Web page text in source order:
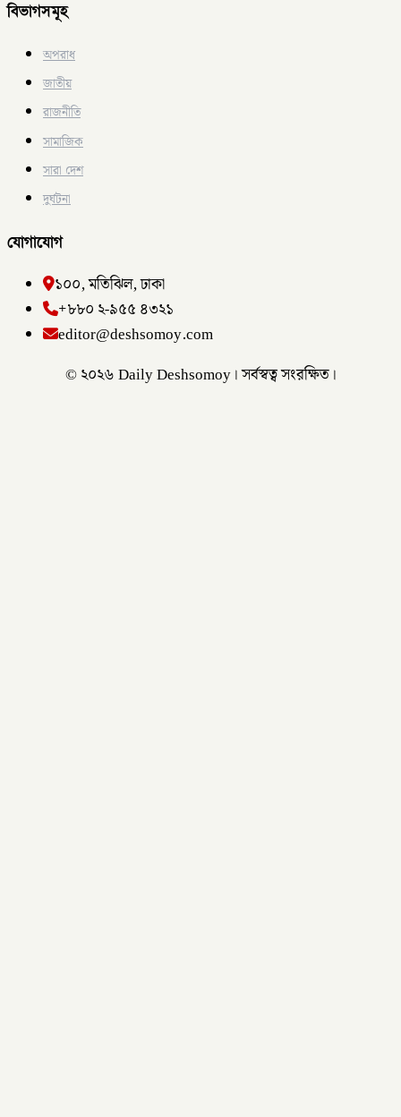
বিভাগসমূহ
অপরাধ
জাতীয়
রাজনীতি
সামাজিক
সারা দেশ
দুর্ঘটনা
যোগাযোগ
১০০, মতিঝিল, ঢাকা
+৮৮০ ২-৯৫৫ ৪৩২১
editor@deshsomoy.com
© ২০২৬ Daily Deshsomoy। সর্বস্বত্ব সংরক্ষিত।